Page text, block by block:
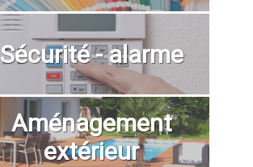
Sécurité - alarme
Aménagement
extérieur